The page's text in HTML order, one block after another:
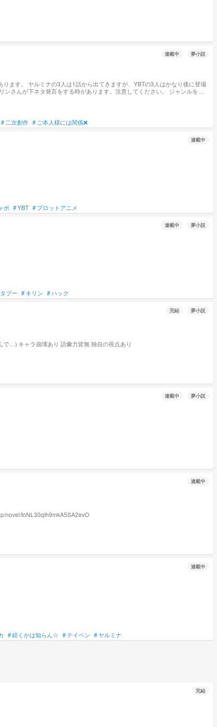
連載中 夢小説
さんが下ネタ発言をする時があります。注意してください。 ジャンルを青
#二次創作 # ご本人様には関係❌
連載中
ボ #YBT #プロットアニメ
連載中 夢小説
タブー #キリン #ハック
完結 夢小説
持ちです(こーゆの好きなんで…) キャラ崩壊あり 語彙力皆無 独自の視点あり
連載中 夢小説
連載中
novel/toNL30qIh9mkA5SA2evO
連載中
#続くかは知らん☆ #テイペン #ヤルミナ
完結